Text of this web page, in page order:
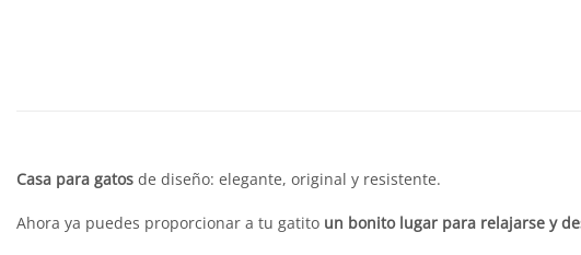
Casa para gatos de diseño: elegante, original y resistente.
Ahora ya puedes proporcionar a tu gatito un bonito lugar para relajarse y